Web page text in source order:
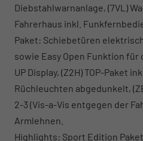
Diebstahlwarnanlage, (7VL)
Fahrerhaus inkl.
Paket: Schiebetüren
sowie Easy Open Funktion für
UP Display, (Z2H) TOP-Paket
Rüchleuchten abgedunkelt,
2-3 (Vis-a-Vis entgegen der
Armlehnen.
Highlights: Sport Edition